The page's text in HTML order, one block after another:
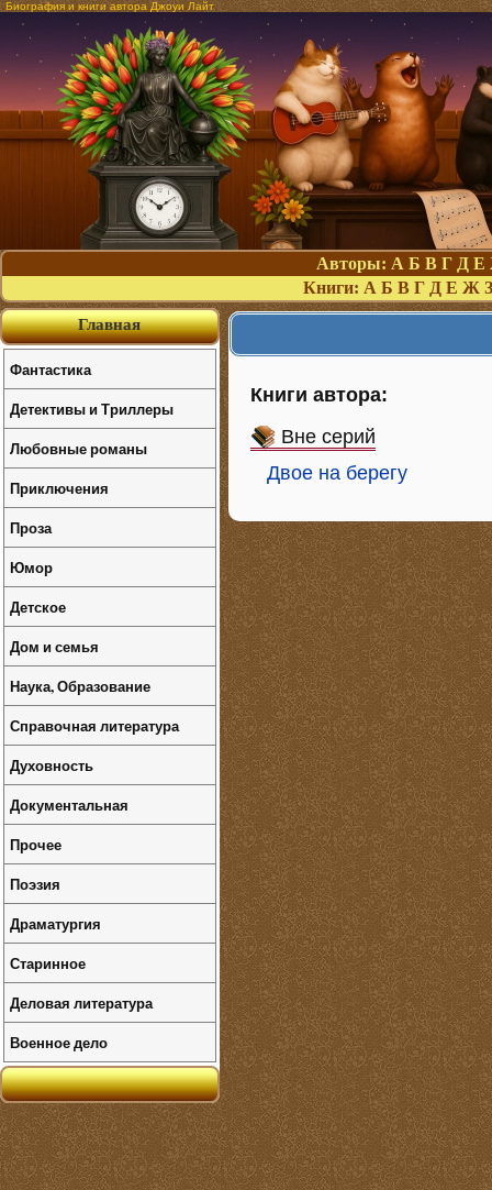
Биография и книги автора Джоуи Лайт
Авторы: А Б В Г Д Е
Книги: А Б В Г Д Е Ж З
Книги автора:
Вне серий
Двое на берегу
Главная
Фантастика
Детективы и Триллеры
Любовные романы
Приключения
Проза
Юмор
Детское
Дом и семья
Наука, Образование
Справочная литература
Духовность
Документальная
Прочее
Поэзия
Драматургия
Старинное
Деловая литература
Военное дело